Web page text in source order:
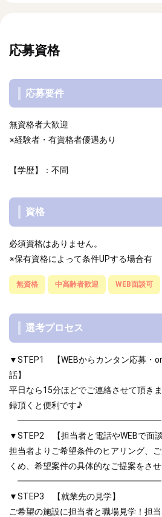
応募資格
応募要件
無資格者大歓迎
※経験者・有資格者優遇あり
【学歴】：不問
資格
必須資格はありません。
※保有資格によって条件UPする場合有
無資格 中高齢者歓迎 WEB面談可
選考プロセス
▼STEP1 【WEBからカンタン応募・
話】
平日なら15分ほどでご連絡させて頂き
録頂くと便利です♪
━━━━━━━━━━━━━━━━━
▼STEP2 【担当者と電話やWEBで面談
担当者よりご希望条件のヒアリング、
くめ、希望案件の具体的なご提案をさせ
━━━━━━━━━━━━━━━━━
▼STEP3 【就業先の見学】
ご希望の施設に担当者と職場見学！担